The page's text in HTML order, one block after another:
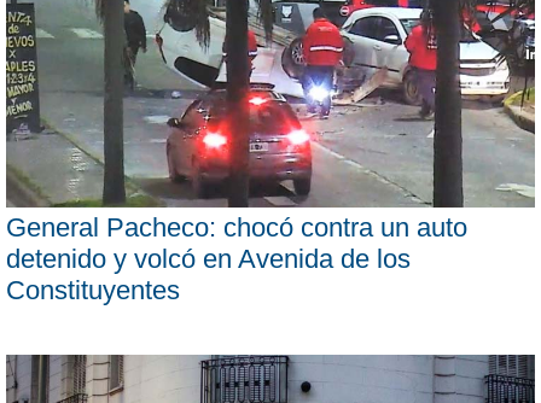
General Pacheco: chocó contra un auto
detenido y volcó en Avenida de los
Constituyentes